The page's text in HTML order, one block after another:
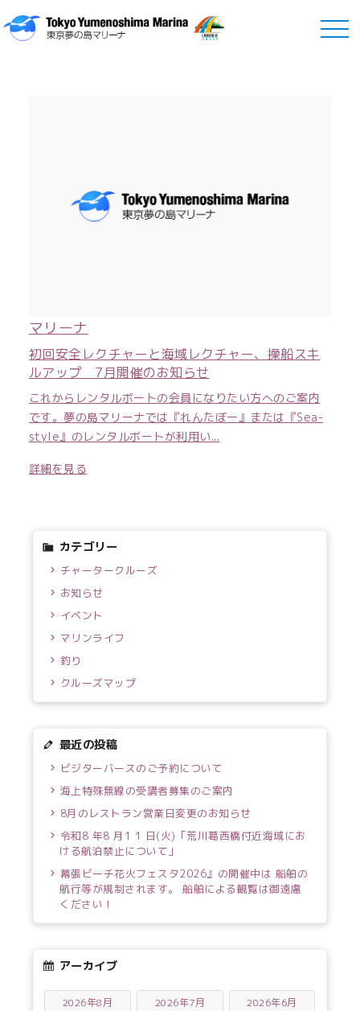
Marina
マリーナ
マリーナ
初回安全レクチャーと海域レクチャー、操船スキ
ルアップ 7月開催のお知らせ
これからレンタルボートの会員になりたい方へのご案内
です。夢の島マリーナでは『れんたぼー』または『Sea-
style』のレンタルボートが利用い...
詳細を見る
カテゴリー
チャータークルーズ
お知らせ
イベント
マリンライフ
釣り
クルーズマップ
最近の投稿
ビジターバースのご予約について
海上特殊無線の受講者募集のご案内
8月のレストラン営業日変更のお知らせ
令和8 年8 月1 1 日(火)「荒川葛西橋付近海域にお
ける航泊禁止について」
幕張ビーチ花火フェスタ2026』の開催中は 船舶の
航行等が規制されます。 船舶による観覧は御遠慮
ください！
アーカイブ
2026年8月 2026年7月 2026年6月